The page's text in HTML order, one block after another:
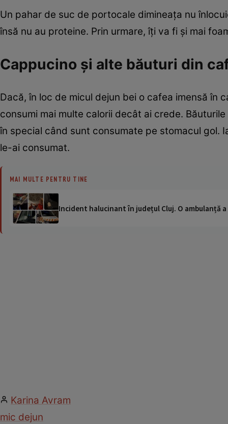
Un pahar de suc de portocale dimineața nu
însă nu au proteine. Prin urmare, îți va fi și mai
Cappucino și alte băuturi din
Dacă, în loc de micul dejun bei o cafea imensă în
consumi mai multe calorii decât ai crede.
în special când sunt consumate pe stomacul gol.
le-ai consumat.
MAI MULTE PENTRU TINE
Incident halucinant în județul Cluj. O ambulanță
Karina Avram
mic dejun